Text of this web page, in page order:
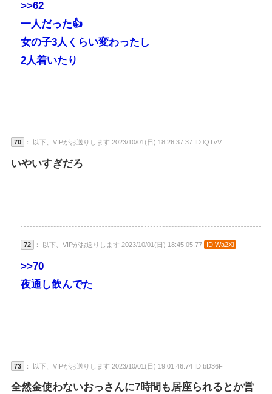
>>62
一人だった👍
女の子3人くらい変わったし
2人着いたり
70 ： 以下、VIPがお送りします 2023/10/01(日) 18:26:37.37 ID:lQTvV
いやいすぎだろ
72 ： 以下、VIPがお送りします 2023/10/01(日) 18:45:05.77 ID:Wa2Xl
>>70
夜通し飲んでた
73 ： 以下、VIPがお送りします 2023/10/01(日) 19:01:46.74 ID:bD36F
全然金使わないおっさんに7時間も居座られるとか営